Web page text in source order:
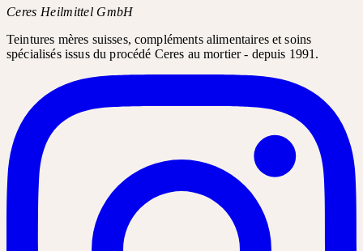
Ceres Heilmittel GmbH
Teintures mères suisses, compléments alimentaires et soins
spécialisés issus du procédé Ceres au mortier - depuis 1991.